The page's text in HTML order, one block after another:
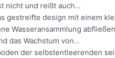
nicht und reißt auch...
gestreifte design mit einem
Wasseransammlung
das Wachstum von...
der selbstentleerenden